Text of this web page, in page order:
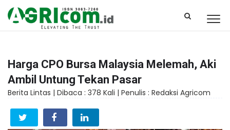
Harga CPO Bursa Malaysia Melemah, Aki
Ambil Untung Tekan Pasar
Berita Lintas | Dibaca : 378 Kali | Penulis : Redaksi Agricom